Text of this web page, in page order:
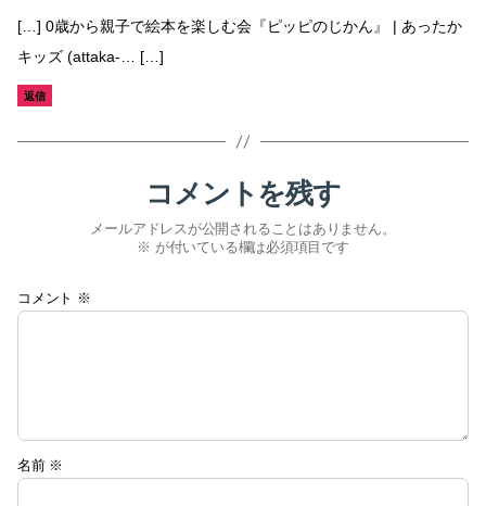
[…] 0歳から親子で絵本を楽しむ会『ピッピのじかん』 | あったか
キッズ (attaka-… […]
返信
コメントを残す
メールアドレスが公開されることはありません。
※ が付いている欄は必須項目です
コメント ※
名前 ※